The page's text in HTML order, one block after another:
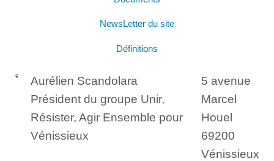
NewsLetter du site
Définitions
Aurélien Scandolara
Président du groupe Unir,
Résister, Agir Ensemble pour
Vénissieux
5 avenue
Marcel
Houel
69200
Vénissieux